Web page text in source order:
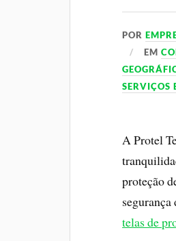
POR
EM
SERVIÇOS
A Protel
proteção
telas de